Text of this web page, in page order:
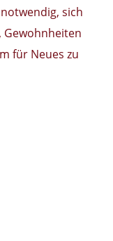
sich
für Neues zu